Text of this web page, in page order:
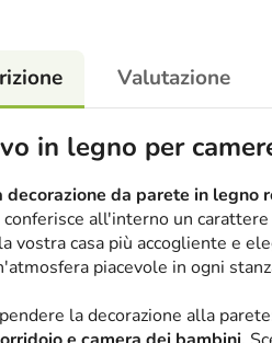
Valutazione
in legno per
decorazione da parete in
all'interno un
vostra casa più accogliente e
piacevole in ogni
la decorazione alla